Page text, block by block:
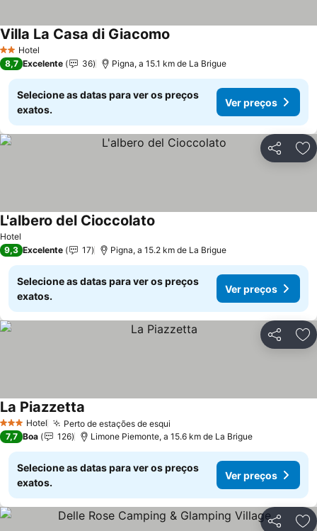
2 Estrelas
Hotel
Villa La Casa di Giacomo
8,7 Excelente 36 Pigna, a 15.1 km de La Brigue
Selecione as datas para ver os preços
exatos.
Ver preços
Partilhar
Hotel
L'albero del Cioccolato
9,3 Excelente 17 Pigna, a 15.2 km de La Brigue
Selecione as datas para ver os preços
exatos.
Ver preços
Partilhar
3 EstrelasHotel Perto de estações de esqui
La Piazzetta
7,7 Boa 126 Limone Piemonte, a 15.6 km de La Brigue
Selecione as datas para ver os preços
exatos.
Ver preços
Partilhar